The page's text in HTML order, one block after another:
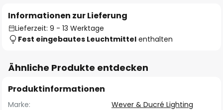
Informationen zur Lieferung
Lieferzeit: 9 - 13 Werktage
Fest eingebautes Leuchtmittel enthalten
Ähnliche Produkte entdecken
Produktinformationen
Marke:
Wever & Ducré Lighting